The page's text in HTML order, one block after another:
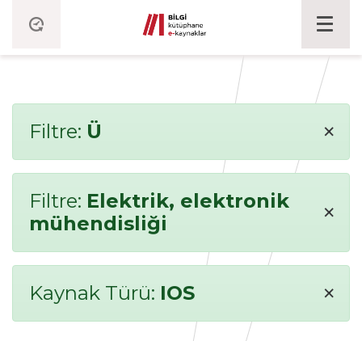
Filtre: Ü ×
Filtre: Elektrik, elektronik
mühendisliği
×
Kaynak Türü: IOS ×